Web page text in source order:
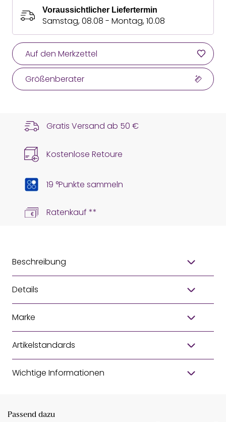
Voraussichtlicher Liefertermin
Samstag, 08.08 - Montag, 10.08
Auf den Merkzettel
Größenberater
Gratis Versand ab 50 €
Kostenlose Retoure
19 °Punkte sammeln
Ratenkauf **
Beschreibung
Details
Marke
Artikelstandards
Wichtige Informationen
Passend dazu